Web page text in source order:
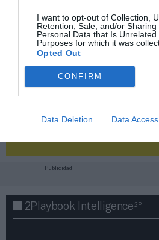
I want to opt-out of Collection,
Retention, Sale, and/or Sharing
Personal Data that Is Unrelated
Purposes for which it was
Opted Out
CONFIRM
Data Deletion Data Access
¡Haz click aquí y accede sin
Publicidad
2Playbook Intelligence2P